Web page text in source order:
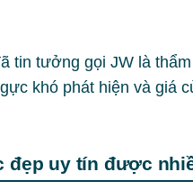
tin tưởng gọi JW là
khó phát hiện và giá
đẹp uy tín được